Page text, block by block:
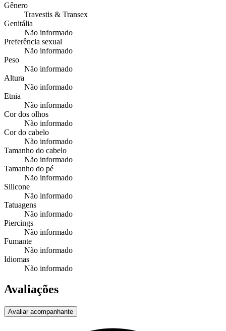
Gênero
Travestis & Transex
Genitália
Não informado
Preferência sexual
Não informado
Peso
Não informado
Altura
Não informado
Etnia
Não informado
Cor dos olhos
Não informado
Cor do cabelo
Não informado
Tamanho do cabelo
Não informado
Tamanho do pé
Não informado
Silicone
Não informado
Tatuagens
Não informado
Piercings
Não informado
Fumante
Não informado
Idiomas
Não informado
Avaliações
Avaliar acompanhante